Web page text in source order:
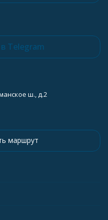
Telegram
ш., д.2
маршрут